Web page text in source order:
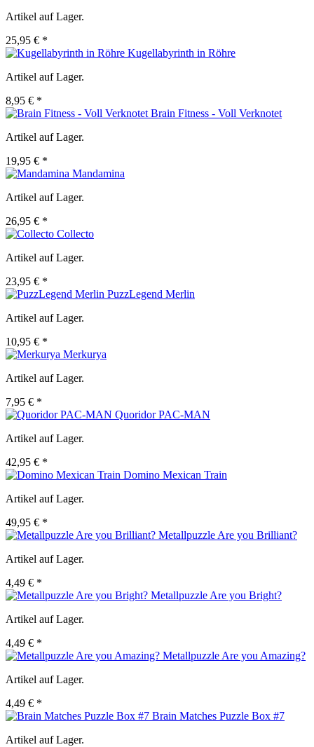
Artikel auf Lager.
25,95 € *
Kugellabyrinth in Röhre
Artikel auf Lager.
8,95 € *
Brain Fitness - Voll Verknotet
Artikel auf Lager.
19,95 € *
Mandamina
Artikel auf Lager.
26,95 € *
Collecto
Artikel auf Lager.
23,95 € *
PuzzLegend Merlin
Artikel auf Lager.
10,95 € *
Merkurya
Artikel auf Lager.
7,95 € *
Quoridor PAC-MAN
Artikel auf Lager.
42,95 € *
Domino Mexican Train
Artikel auf Lager.
49,95 € *
Metallpuzzle Are you Brilliant?
Artikel auf Lager.
4,49 € *
Metallpuzzle Are you Bright?
Artikel auf Lager.
4,49 € *
Metallpuzzle Are you Amazing?
Artikel auf Lager.
4,49 € *
Brain Matches Puzzle Box #7
Artikel auf Lager.